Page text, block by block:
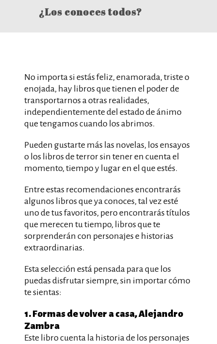
¿Los conoces todos?
No importa si estás feliz, enamorada, triste o
enojada, hay libros que tienen el poder de
transportarnos a otras realidades,
independientemente del estado de ánimo
que tengamos cuando los abrimos.
Pueden gustarte más las novelas, los ensayos
o los libros de terror sin tener en cuenta el
momento, tiempo y lugar en el que estés.
Entre estas recomendaciones encontrarás
algunos libros que ya conoces, tal vez esté
uno de tus favoritos, pero encontrarás títulos
que merecen tu tiempo, libros que te
sorprenderán con personajes e historias
extraordinarias.
Esta selección está pensada para que los
puedas disfrutar siempre, sin importar cómo
te sientas:
1. Formas de volver a casa, Alejandro
Zambra
Este libro cuenta la historia de los personajes